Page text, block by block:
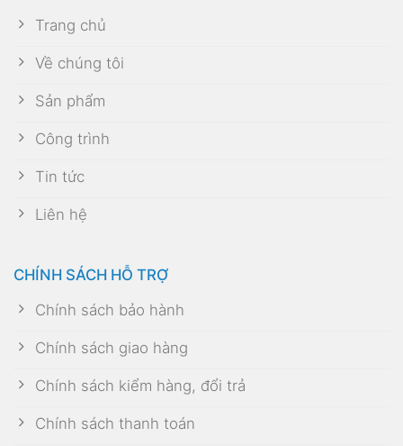
Trang chủ
Về chúng tôi
Sản phẩm
Công trình
Tin tức
Liên hệ
CHÍNH SÁCH HỖ TRỢ
Chính sách bảo hành
Chính sách giao hàng
Chính sách kiểm hàng, đổi trả
Chính sách thanh toán